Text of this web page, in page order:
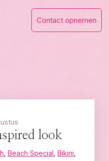
Contact opnemen
look
Beach Special Bikini